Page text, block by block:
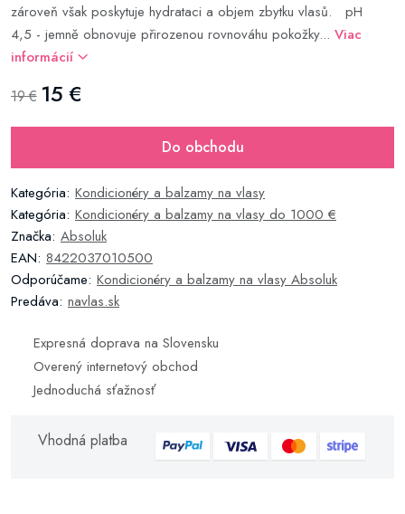
zároveň však poskytuje hydrataci a objem zbytku vlasů. pH
4,5 - jemně obnovuje přirozenou rovnováhu pokožky... Viac
informácií
19 € 15 €
Do obchodu
Kategória: Kondicionéry a balzamy na vlasy
Kategória: Kondicionéry a balzamy na vlasy do 1000 €
Značka: Absoluk
EAN: 8422037010500
Odporúčame: Kondicionéry a balzamy na vlasy Absoluk
Predáva: navlas.sk
Expresná doprava na Slovensku
Overený internetový obchod
Jednoduchá sťažnosť
Vhodná platba